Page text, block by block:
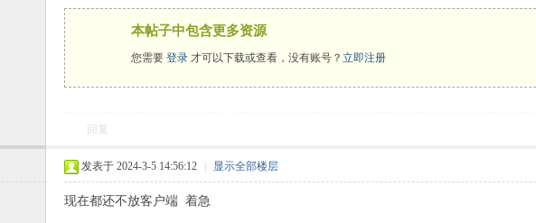
本帖子中包含更多资源
您需要 登录 才可以下载或查看，没有账号？ 立即注册
回复
发表于 2024-3-5 14:56:12 显示全部楼层
现在都还不放客户端 着急